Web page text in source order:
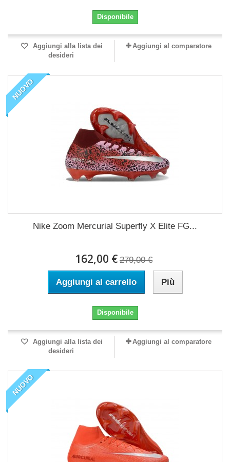
Disponibile
Aggiungi alla lista dei
desideri
Aggiungi al comparatore
NUOVO
Nike Zoom Mercurial Superfly X Elite FG...
162,00 € 279,00 €
Aggiungi al carrello Più
Disponibile
Aggiungi alla lista dei
desideri
Aggiungi al comparatore
NUOVO